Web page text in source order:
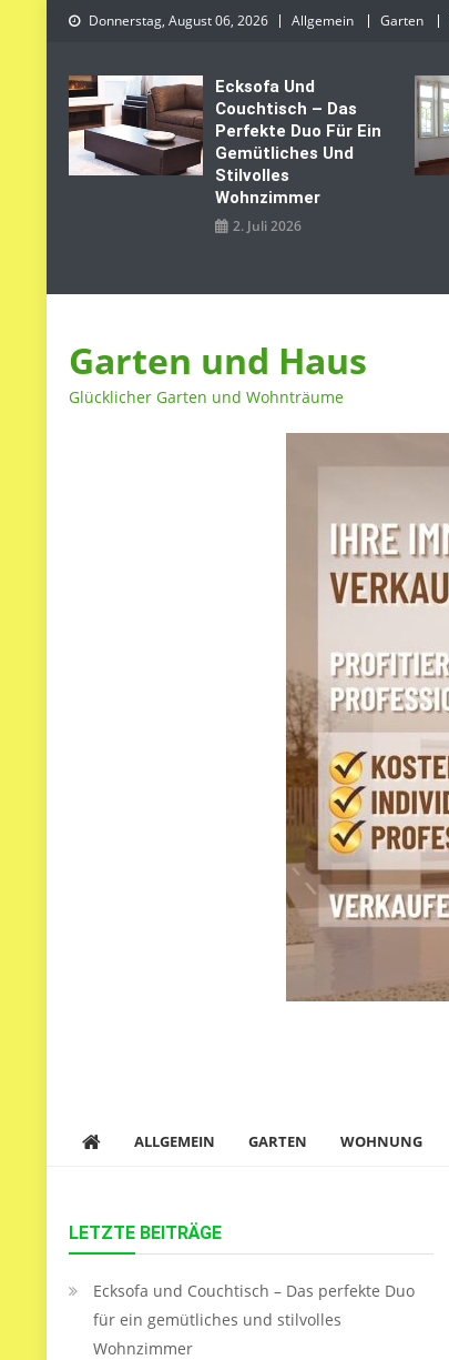
Skip
Donnerstag, August 06, 2026 Allgemein Garten
Ecksofa Und
Couchtisch – Das
Perfekte Duo Für Ein
Gemütliches Und
Stilvolles
Wohnzimmer
2. Juli 2026
Garten und Haus
Glücklicher Garten und Wohnträume
ALLGEMEIN GARTEN WOHNUNG
LETZTE BEITRÄGE
Ecksofa und Couchtisch – Das perfekte Duo
für ein gemütliches und stilvolles
Wohnzimmer